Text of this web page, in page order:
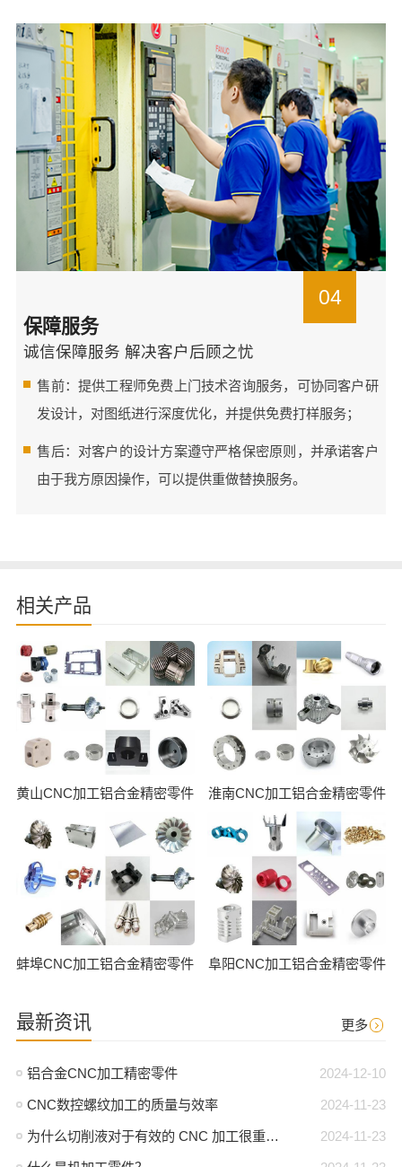
04
保障服务
诚信保障服务 解决客户后顾之忧
售前：提供工程师免费上门技术咨询服务，可协同客户研
发设计，对图纸进行深度优化，并提供免费打样服务；
售后：对客户的设计方案遵守严格保密原则，并承诺客户
由于我方原因操作，可以提供重做替换服务。
相关产品
黄山CNC加工铝合金精密零件 淮南CNC加工铝合金精密零件
蚌埠CNC加工铝合金精密零件 阜阳CNC加工铝合金精密零件
最新资讯 更多
2024-12-10
铝合金CNC加工精密零件
2024-11-23
CNC数控螺纹加工的质量与效率
2024-11-23
为什么切削液对于有效的 CNC 加工很重要？